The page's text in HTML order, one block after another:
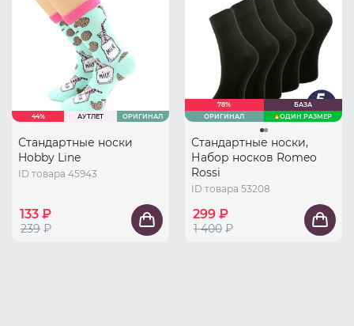
44% АУТЛЕТ ОРИГИНАЛ
Стандартные носки
Hobby Line
ID товара 45943
133 ₽
239 ₽
78%
БАЗА
ОРИГИНАЛ
ОДИН РАЗМЕР
Стандартные носки,
Набор носков Romeo
Rossi
ID товара 53208
299 ₽
1 400 ₽